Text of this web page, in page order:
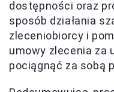
dostępności oraz
sposób działania
zleceniobiorcy i
umowy zlecenia za
pociągnąć za sobą